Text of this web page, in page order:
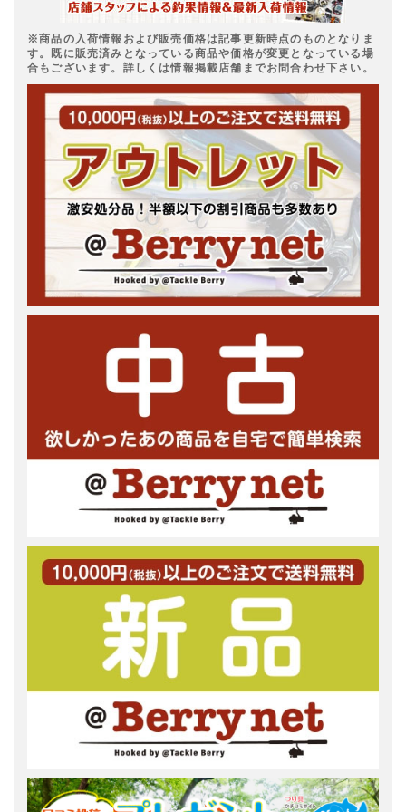
※商品の入荷情報および販売価格は記事更新時点のものとなりま
す。既に販売済みとなっている商品や価格が変更となっている場
合もございます。詳しくは情報掲載店舗までお問合わせ下さい。